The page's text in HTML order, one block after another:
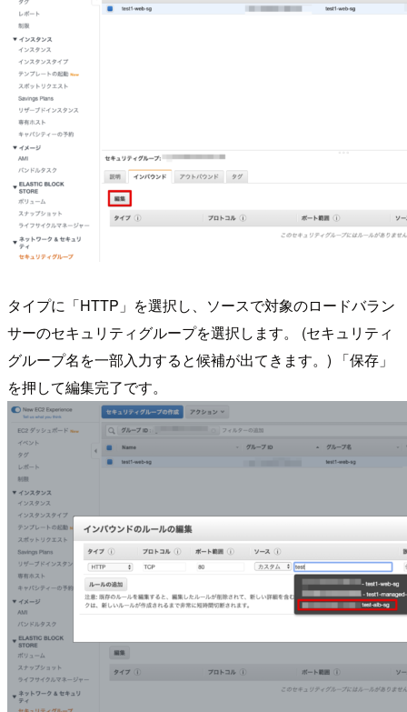
タイプに「HTTP」を選択し、ソースで対象のロードバラン
サーのセキュリティグループを選択します。 (セキュリティ
グループ名を一部入力すると候補が出てきます。) 「保存」
を押して編集完了です。